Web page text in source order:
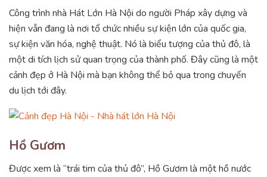
Công trình nhà Hát Lớn Hà Nội do người Pháp xây dựng và
hiện vẫn đang là nơi tổ chức nhiều sự kiện lớn của quốc gia,
sự kiện văn hóa, nghệ thuật. Nó là biểu tượng của thủ đô, là
một di tích lịch sử quan trọng của thành phố. Đây cũng là một
cảnh đẹp ở Hà Nội mà bạn không thể bỏ qua trong chuyến
du lịch tới đây.
Hồ Gươm
Được xem là “trái tim của thủ đô”, Hồ Gươm là một hồ nước